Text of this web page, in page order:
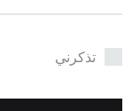
تذكرني